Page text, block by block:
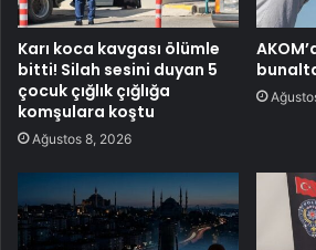
Karı koca kavgası ölümle
bitti! Silah sesini duyan 5
çocuk çığlık çığlığa
komşulara koştu
Ağustos 8, 2026